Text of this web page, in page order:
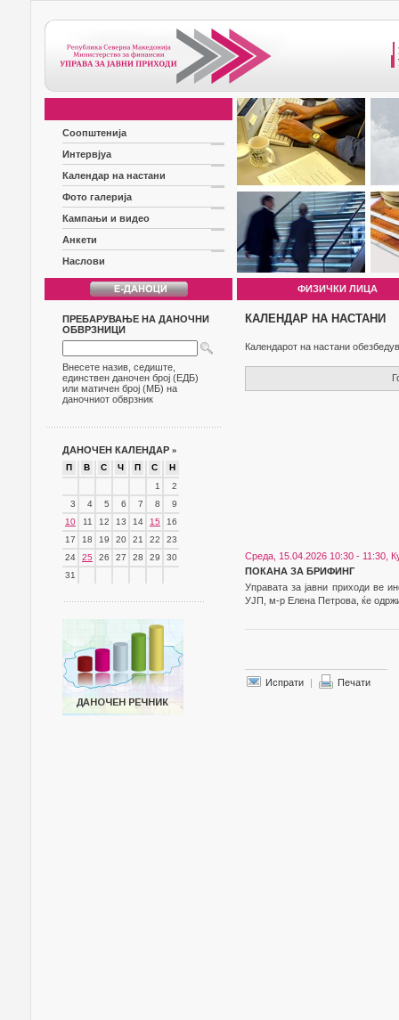
Соопштенија
Интервјуа
Календар на настани
Фото галерија
Кампањи и видео
Анкети
Наслови
ФИЗИЧКИ ЛИЦА
ПРЕБАРУВАЊЕ НА ДАНОЧНИ
ОБВРЗНИЦИ
Внесете назив, седиште,
единствен даночен број (ЕДБ)
или матичен број (МБ) на
даночниот обврзник
ДАНОЧЕН КАЛЕНДАР »
П В С Ч П С
Н
1
2
3
4 5 6 7 8
9
10
11 12 13 14 15
16
17
18 19 20 21 22
23
24
25 26 27 28 29
30
31
КАЛЕНДАР НА НАСТАНИ
Календарот на настани
Среда, 15.04.2026 10:30 - 11:30,
ПОКАНА ЗА БРИФИНГ
Управата за јавни приходи ве
УЈП, м-р Елена Петрова, ќе
Испрати | Печати